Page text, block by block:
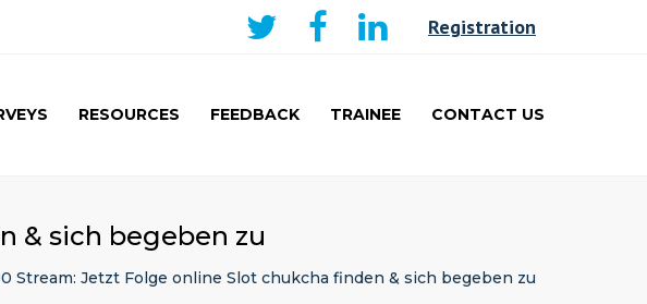
Registration
2 RESULT (
RESOURCES FEEDBACK TRAINEE
TRAVEL FELLOWSHIP
CONTACT US
& sich begeben zu
Stream: Jetzt Folge online Slot chukcha finden & sich begeben zu